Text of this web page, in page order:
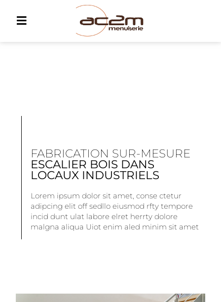
FABRICATION SUR-MESURE
ESCALIER BOIS DANS
LOCAUX INDUSTRIELS
Lorem ipsum dolor sit amet, conse ctetur
adipcing elit off sedllo eiusmod rfty tempore
incid dunt ulat labore elret herrty dolore
malgna aliqua Uiot enim aled minim sit amet